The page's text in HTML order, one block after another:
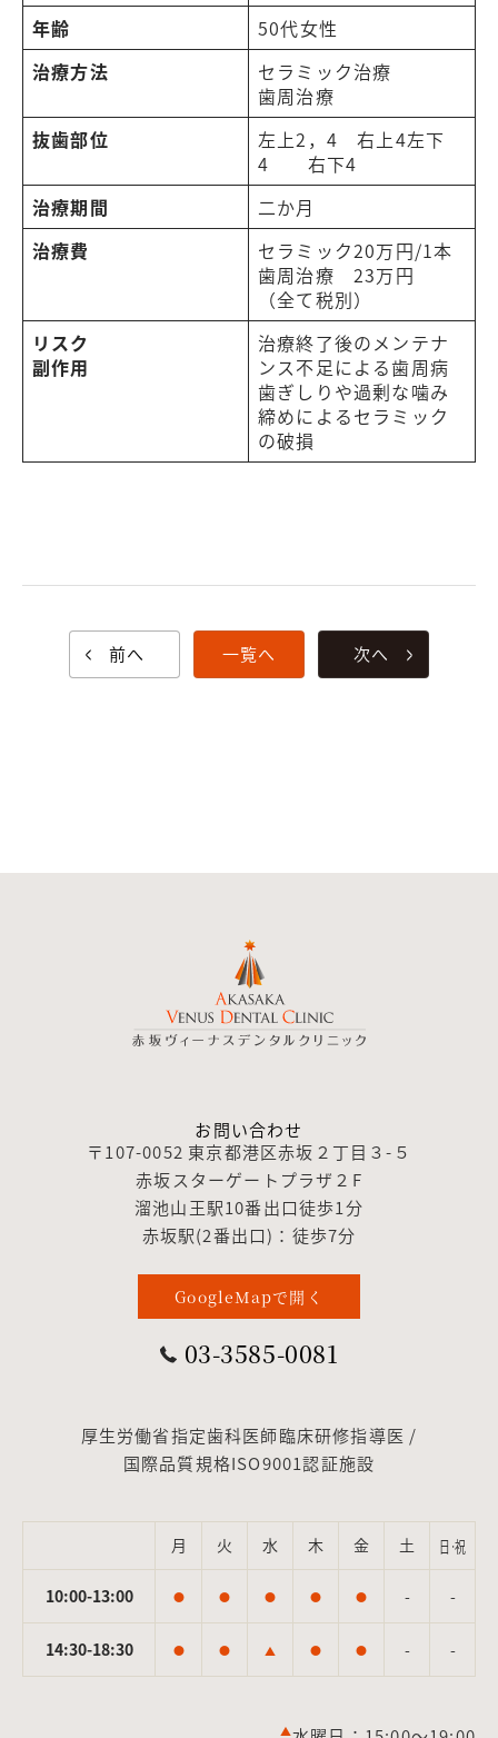
年齢
50代女性
治療方法
セラミック治療
歯周治療
抜歯部位
左上2，4 右上4左下
4 右下4
治療期間
二か月
治療費
セラミック20万円/1本
歯周治療 23万円
（全て税別）
リスク
副作用
治療終了後のメンテナ
ンス不足による歯周病
歯ぎしりや過剰な噛み
締めによるセラミック
の破損
前へ 一覧へ 次へ
お問い合わせ
〒107-0052 東京都港区赤坂２丁目３-５
赤坂スターゲートプラザ２F
溜池山王駅10番出口徒歩1分
赤坂駅(2番出口)：徒歩7分
GoogleMapで開く
03-3585-0081
厚生労働省指定歯科医師臨床研修指導医 /
国際品質規格ISO9001認証施設
月 火 水 木 金 土 日·祝
10:00-13:00 ● ● ● ● ● - -
14:30-18:30 ● ● ▲ ● ● - -
▲